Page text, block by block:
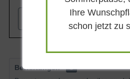
+ In
Bewertungen
5
Ihre
schon jetzt zu